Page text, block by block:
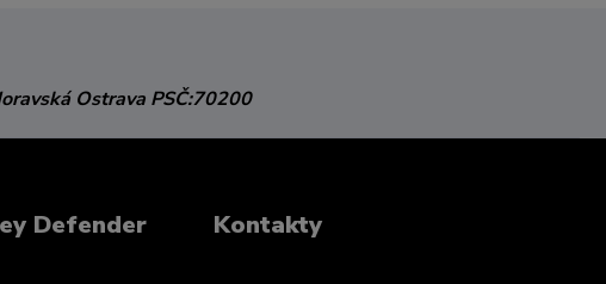
Ostrava PSČ:70200
Defender Kontakty